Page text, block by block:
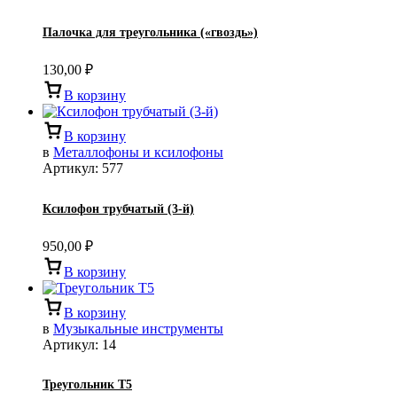
Палочка для треугольника («гвоздь»)
130,00 ₽
В корзину
В корзину
в Металлофоны и ксилофоны
Артикул: 577
Ксилофон трубчатый (3-й)
950,00 ₽
В корзину
В корзину
в Музыкальные инструменты
Артикул: 14
Треугольник Т5